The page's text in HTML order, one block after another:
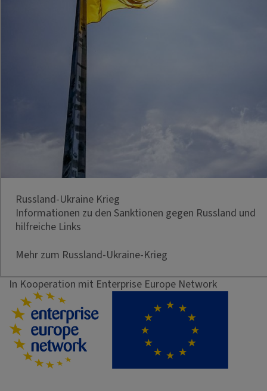
Russland-Ukraine Krieg
Informationen zu den Sanktionen gegen Russland und
hilfreiche Links
Mehr zum Russland-Ukraine-Krieg
In Kooperation mit Enterprise Europe Network